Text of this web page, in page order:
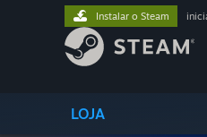
LOJA
Instalar o Steam